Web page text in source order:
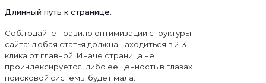
Длинный путь к странице.
Соблюдайте правило оптимизации структуры
сайта: любая статья должна находиться в 2-3
клика от главной. Иначе страница не
проиндексируется, либо ее ценность в глазах
поисковой системы будет мала.